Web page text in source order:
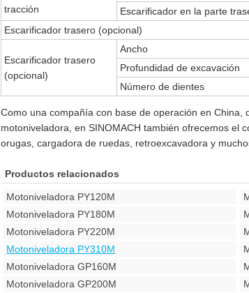
tracción
Escarificador en la parte
Escarificador trasero (opcional)
Escarificador trasero
(opcional)
Ancho
Profundidad de excavación
Número de dientes
Como una compañía con base de operación en China,
motoniveladora, en SINOMACH también ofrecemos el
orugas, cargadora de ruedas, retroexcavadora y
Productos relacionados
Motoniveladora PY120M
Motoniveladora PY180M
Motoniveladora PY220M
Motoniveladora PY310M
Motoniveladora GP160M
Motoniveladora GP200M